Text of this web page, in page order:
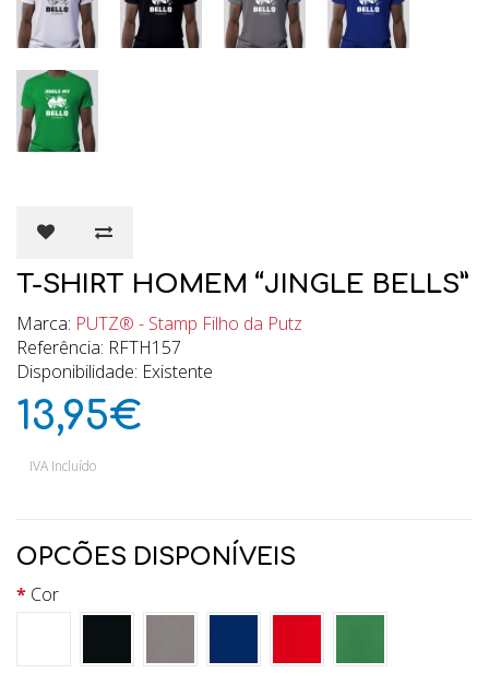
T-SHIRT HOMEM “JINGLE BELLS”
Marca: PUTZ® - Stamp Filho da Putz
Referência: RFTH157
Disponibilidade: Existente
13,95€
IVA Incluído
OPCÕES DISPONÍVEIS
Cor